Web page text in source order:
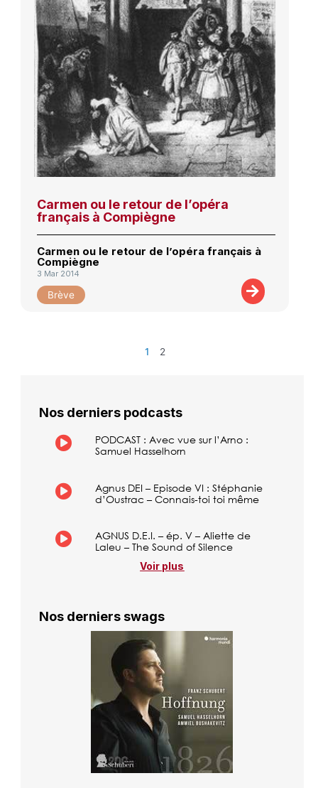
Carmen ou le retour de l’opéra
français à Compiègne
Carmen ou le retour de l’opéra français à
Compiègne
3 Mar 2014
Brève
1 2
Nos derniers podcasts
PODCAST : Avec vue sur l’Arno :
Samuel Hasselhorn
Agnus DEI – Episode VI : Stéphanie
d’Oustrac – Connais-toi toi même
AGNUS D.E.I. – ép. V – Aliette de
Laleu – The Sound of Silence
Voir plus
Nos derniers swags